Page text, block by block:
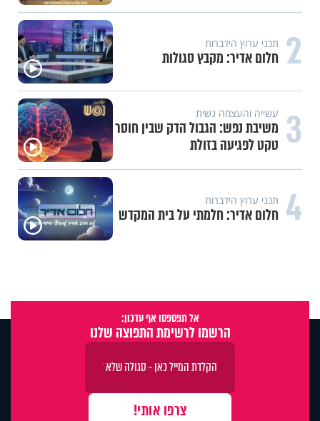
2 תכני ערוץ הידברות
חלום אדיר: מקבץ סגולות
3 עשייה והעצמה נשית
משיבת נפש: הגבול הדק שבין חוסר
טקט לפגיעה בזולת
4 תכני ערוץ הידברות
חלום אדיר: חלמתי על בית המקדש
אל תפספסו אף עדכון:
הרשמו לרשימת התפוצה שלנו